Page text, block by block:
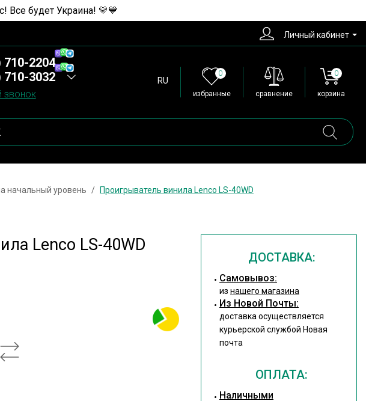
Все будет Украина! 💛💙
Личный кабинет
710-2204
710-3032
звонок
RU
0
избранные сравнение
0
корзина
начальный уровень Проигрыватель винила Lenco LS-40WD
Lenco LS-40WD
ДОСТАВКА:
Cамовывоз:
из нашего магазина
Из Новой Почты:
доставка осуществляется
курьерской службой Новая
почта
ОПЛАТА:
Наличными